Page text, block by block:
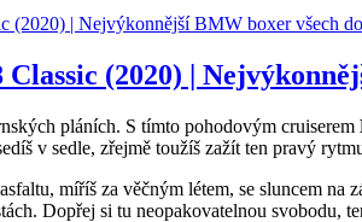
Classic (2020) |
pláních. S tímto pohodovým cruiserem
v sedle, zřejmě toužíš zažít ten pravý
míříš za věčným létem, se sluncem
Dopřej si tu neopakovatelnou svobodu,